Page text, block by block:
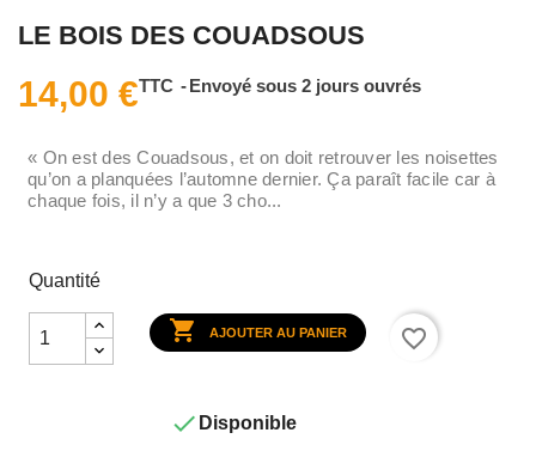
LE BOIS DES COUADSOUS
14,00 €TTC Envoyé sous 2 jours ouvrés
« On est des Couadsous, et on doit retrouver les noisettes
qu’on a planquées l’automne dernier. Ça paraît facile car à
chaque fois, il n’y a que 3 cho...
Quantité
 AJOUTER AU PANIER favorite_border
 Disponible